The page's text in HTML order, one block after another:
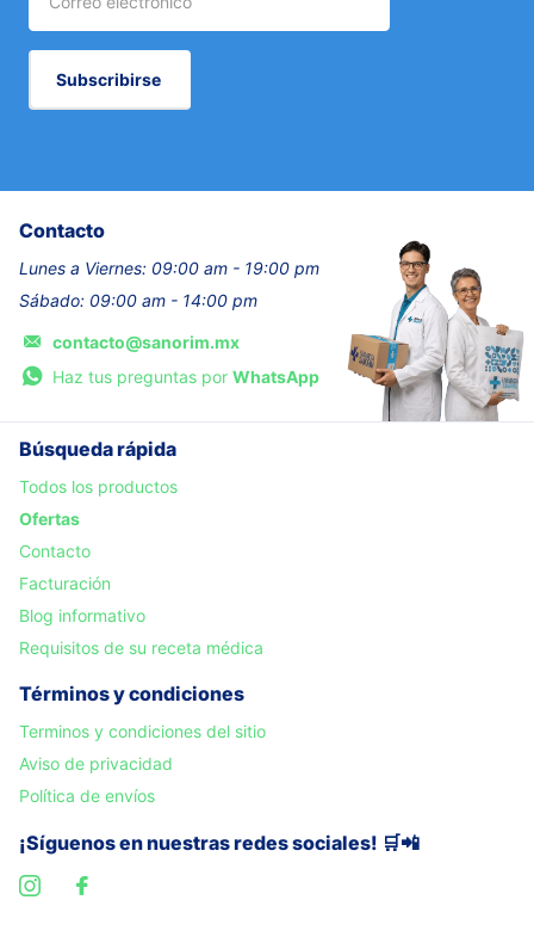
Subscribirse
Contacto
Lunes a Viernes: 09:00 am - 19:00 pm
Sábado: 09:00 am - 14:00 pm
contacto@sanorim.mx
Haz tus preguntas por WhatsApp
Búsqueda rápida
Todos los productos
Ofertas
Contacto
Facturación
Blog informativo
Requisitos de su receta médica
Términos y condiciones
Terminos y condiciones del sitio
Aviso de privacidad
Política de envíos
¡Síguenos en nuestras redes sociales! 🛒📲